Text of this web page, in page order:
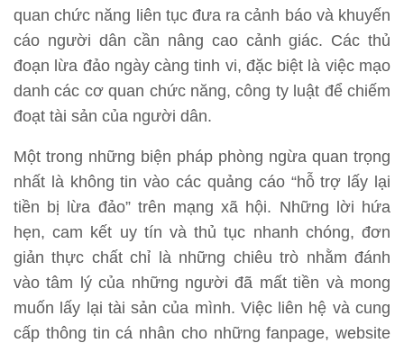
quan chức năng liên tục đưa ra cảnh báo và khuyến
cáo người dân cần nâng cao cảnh giác. Các thủ
đoạn lừa đảo ngày càng tinh vi, đặc biệt là việc mạo
danh các cơ quan chức năng, công ty luật để chiếm
đoạt tài sản của người dân.
Một trong những biện pháp phòng ngừa quan trọng
nhất là không tin vào các quảng cáo “hỗ trợ lấy lại
tiền bị lừa đảo” trên mạng xã hội. Những lời hứa
hẹn, cam kết uy tín và thủ tục nhanh chóng, đơn
giản thực chất chỉ là những chiêu trò nhằm đánh
vào tâm lý của những người đã mất tiền và mong
muốn lấy lại tài sản của mình. Việc liên hệ và cung
cấp thông tin cá nhân cho những fanpage, website